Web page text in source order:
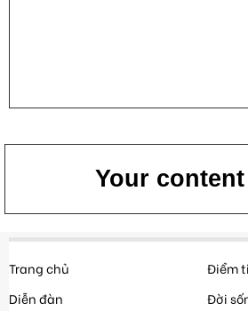
Your
Trang chủ
Diễn đàn
Điểm
Đời